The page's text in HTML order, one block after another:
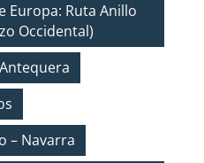
Europa: Ruta Anillo
Occidental)
– Navarra